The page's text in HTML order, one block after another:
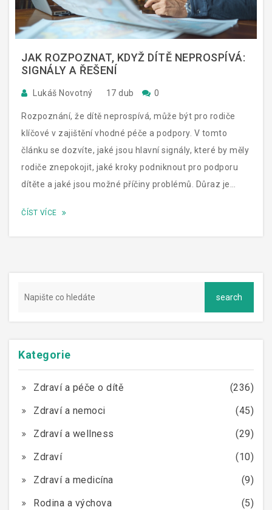
JAK ROZPOZNAT, KDYŽ DÍTĚ NEPROSPÍVÁ:
SIGNÁLY A ŘEŠENÍ
Lukáš Novotný 17 dub 0
Rozpoznání, že dítě neprospívá, může být pro rodiče
klíčové v zajištění vhodné péče a podpory. V tomto
článku se dozvíte, jaké jsou hlavní signály, které by měly
rodiče znepokojit, jaké kroky podniknout pro podporu
dítěte a jaké jsou možné příčiny problémů. Důraz je
a emoční pohodu dítěte.
ČÍST VÍCE
Kategorie
Zdraví a péče o dítě
(236)
Zdraví a nemoci
(45)
Zdraví a wellness
(29)
Zdraví
(10)
Zdraví a medicína
(9)
Rodina a výchova
(5)